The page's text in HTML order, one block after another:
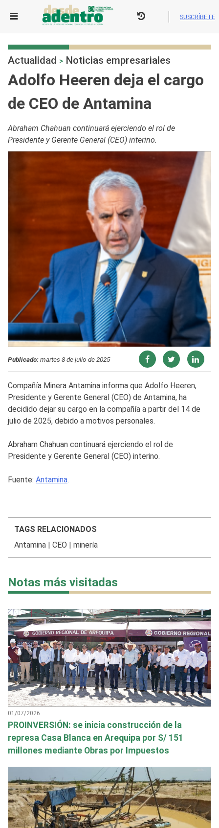
SUSCRÍBETE
Actualidad > Noticias empresariales
Adolfo Heeren deja el cargo
de CEO de Antamina
Abraham Chahuan continuará ejerciendo el rol de
Presidente y Gerente General (CEO) interino.
Publicado:martes 8 de julio de 2025
Compañía Minera Antamina informa que Adolfo Heeren,
Presidente y Gerente General (CEO) de Antamina, ha
decidido dejar su cargo en la compañía a partir del 14 de
julio de 2025, debido a motivos personales.
Abraham Chahuan continuará ejerciendo el rol de
Presidente y Gerente General (CEO) interino.
Fuente: Antamina.
TAGS RELACIONADOS
Antamina| CEO minería
Notas más visitadas
01/07/2026
PROINVERSIÓN: se inicia construcción de la
represa Casa Blanca en Arequipa por S/ 151
millones mediante Obras por Impuestos